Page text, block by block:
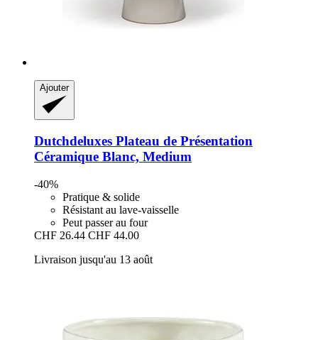
Ajouter
Dutchdeluxes Plateau de Présentation
Céramique Blanc, Medium
-40%
Pratique & solide
Résistant au lave-vaisselle
Peut passer au four
CHF 26.44 CHF 44.00
Livraison jusqu'au 13 août